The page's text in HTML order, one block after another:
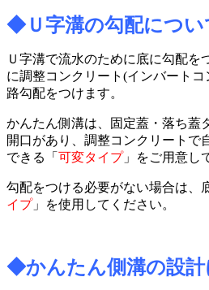
◆Ｕ字溝の勾配につい
Ｕ字溝で流水のために底に勾配を
に調整コンクリート (インバートコ
路勾配をつけます。
かんたん側溝は、固定蓋・落ち蓋
開口があり、調整コンクリートで
できる「 可変タイプ」をご用意し
勾配をつける必要がない場合は、
イプ」を使用してください。
◆かんたん側溝の設計